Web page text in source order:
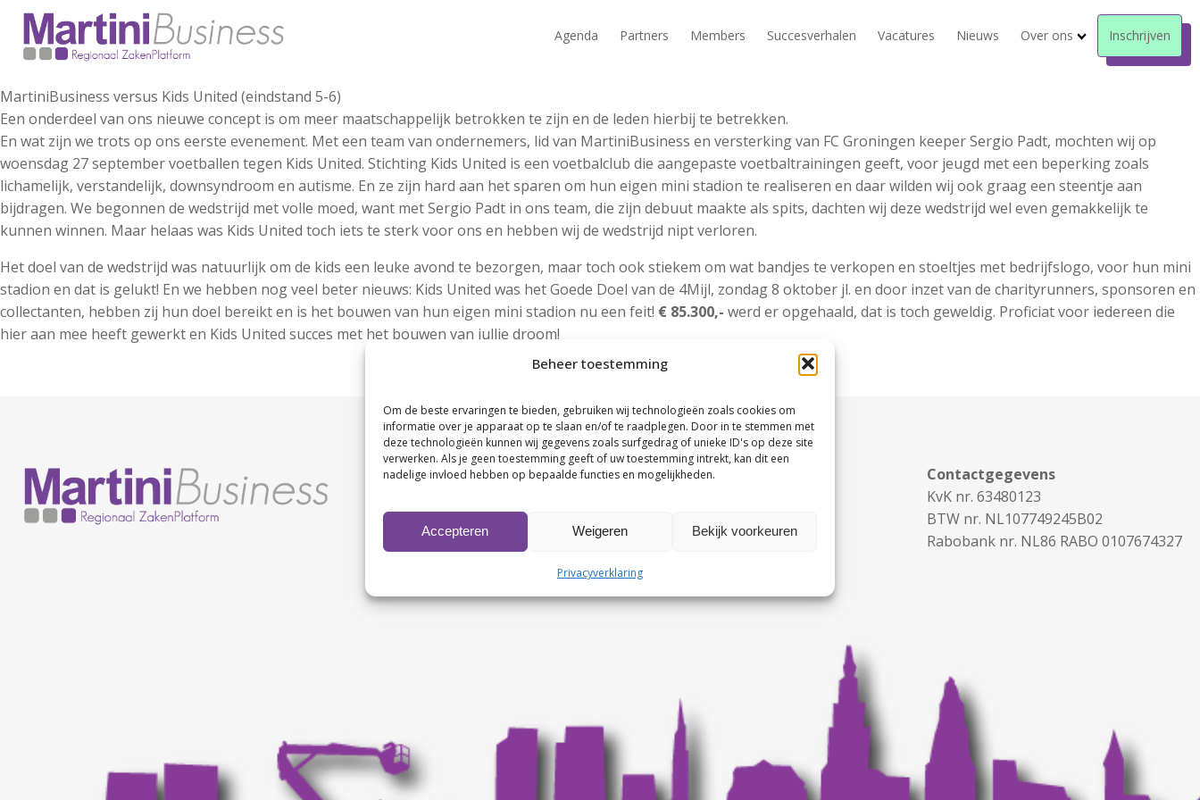
Beheer toestemming
Om de beste ervaringen te bieden, gebruiken wij technologieën zoals cookies om
informatie over je apparaat op te slaan en/of te raadplegen. Door in te stemmen met
deze technologieën kunnen wij gegevens zoals surfgedrag of unieke ID's op deze site
verwerken. Als je geen toestemming geeft of uw toestemming intrekt, kan dit een
nadelige invloed hebben op bepaalde functies en mogelijkheden.
Accepteren Weigeren Bekijk voorkeuren
Privacyverklaring
Agenda Partners Members Succesverhalen Vacatures Nieuws Over ons Inschrijven
MartiniBusiness versus Kids United (eindstand 5-6)
Een onderdeel van ons nieuwe concept is om meer maatschappelijk betrokken te zijn en de leden hierbij te betrekken.
En wat zijn we trots op ons eerste evenement. Met een team van ondernemers, lid van MartiniBusiness en versterking van FC Groningen keeper Sergio Padt, mochten wij op
woensdag 27 september voetballen tegen Kids United. Stichting Kids United is een voetbalclub die aangepaste voetbaltrainingen geeft, voor jeugd met een beperking zoals
lichamelijk, verstandelijk, downsyndroom en autisme. En ze zijn hard aan het sparen om hun eigen mini stadion te realiseren en daar wilden wij ook graag een steentje aan
bijdragen. We begonnen de wedstrijd met volle moed, want met Sergio Padt in ons team, die zijn debuut maakte als spits, dachten wij deze wedstrijd wel even gemakkelijk te
kunnen winnen. Maar helaas was Kids United toch iets te sterk voor ons en hebben wij de wedstrijd nipt verloren.
Het doel van de wedstrijd was natuurlijk om de kids een leuke avond te bezorgen, maar toch ook stiekem om wat bandjes te verkopen en stoeltjes met bedrijfslogo, voor hun mini
stadion en dat is gelukt! En we hebben nog veel beter nieuws: Kids United was het Goede Doel van de 4Mijl, zondag 8 oktober jl. en door inzet van de charityrunners, sponsoren en
collectanten, hebben zij hun doel bereikt en is het bouwen van hun eigen mini stadion nu een feit! € 85.300,- werd er opgehaald, dat is toch geweldig. Proficiat voor iedereen die
hier aan mee heeft gewerkt en Kids United succes met het bouwen van jullie droom!
Contactgegevens
KvK nr. 63480123
BTW nr. NL107749245B02
Rabobank nr. NL86 RABO 0107674327